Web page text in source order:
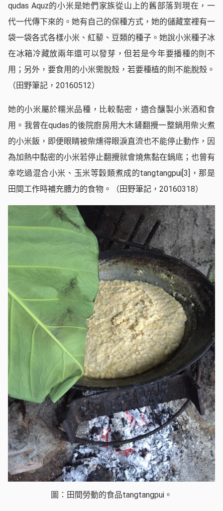
qudas Aquz的小米是她們家族從山上的舊部落到現在，一
代一代傳下來的。她有自己的保種方式，她的儲藏室裡有一
袋一袋各式各樣小米、紅藜、豆類的種子。她說小米種子冰
在冰箱冷藏放兩年還可以發芽，但若是今年要播種的則不
用；另外，要食用的小米需脫殼，若要種植的則不能脫殼。
（田野筆記，20160512）
她的小米屬於糯米品種，比較黏密，適合釀製小米酒和食
用。我曾在qudas的後院廚房用大木鏟翻攪一整鍋用柴火煮
的小米飯，即便眼睛被柴燻得眼淚直流也不能停止動作，因
為加熱中黏密的小米若停止翻攪就會燒焦黏在鍋底；也曾有
幸吃過混合小米、玉米等穀類煮成的tangtangpui [3]
，那是
田間工作時補充體力的食物。（田野筆記，20160318）
圖：田間勞動的食品tangtangpui。